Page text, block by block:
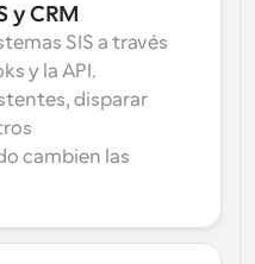
y CRM
SIS a través
y la API.
disparar
cambien las